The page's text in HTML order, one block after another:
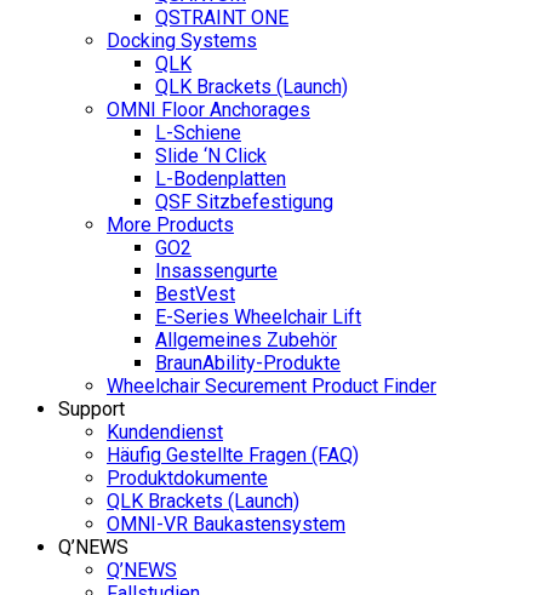
QSTRAINT ONE
Docking Systems
QLK
QLK Brackets (Launch)
OMNI Floor Anchorages
L-Schiene
Slide ‘N Click
L-Bodenplatten
QSF Sitzbefestigung
More Products
GO2
Insassengurte
BestVest
E-Series Wheelchair Lift
Allgemeines Zubehör
BraunAbility-Produkte
Wheelchair Securement Product Finder
Support
Kundendienst
Häufig Gestellte Fragen (FAQ)
Produktdokumente
QLK Brackets (Launch)
OMNI-VR Baukastensystem
Q’NEWS
Q’NEWS